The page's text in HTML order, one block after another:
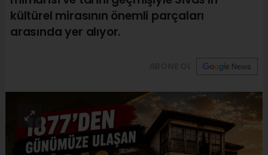
kültürel mirasının önemli parçaları
arasında yer alıyor.